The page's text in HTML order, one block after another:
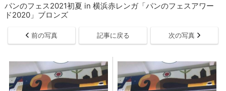
パンのフェス2021初夏 in 横浜赤レンガ「パンのフェスアワー
ド2020」ブロンズ
前の写真 記事に戻る 次の写真